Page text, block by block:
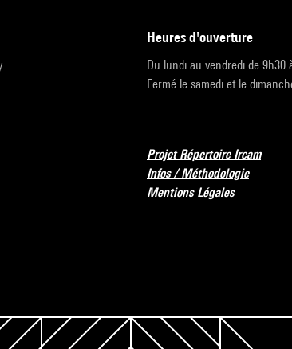
heures d'ouverture
Du lundi au vendredi de 9h30
Fermé le samedi et le
Projet Répertoire Ircam
Infos / Méthodologie
Mentions Légales